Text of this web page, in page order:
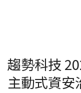
趨勢科技
主動式資安